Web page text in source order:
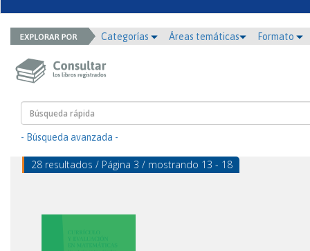
Categorías Áreas temáticas Formato
- Búsqueda avanzada -
28 resultados / Página 3 / mostrando 13 - 18